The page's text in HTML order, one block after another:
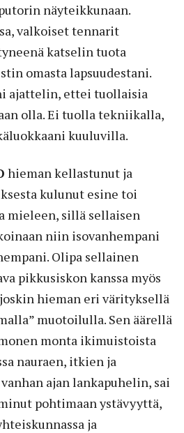
näyteikkunaan.
valkoiset tennarit
katselin tuota
omasta lapsuudestani.
ajattelin, ettei tuollaisia
olla. Ei tuolla tekniikalla,
kuuluvilla.
hieman kellastunut ja
kulunut esine toi
mieleen, sillä sellaisen
niin isovanhempani
Olipa sellainen
pikkusiskon kanssa myös
hieman eri värityksellä
muotoilulla. Sen äärellä
monta ikimuistoista
nauraen, itkien ja
ajan lankapuhelin, sai
pohtimaan ystävyyttä,
ja